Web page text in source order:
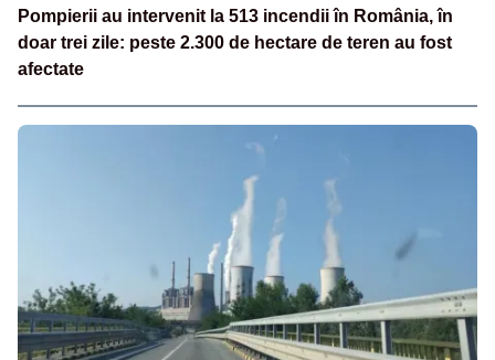
Pompierii au intervenit la 513 incendii în România, în
doar trei zile: peste 2.300 de hectare de teren au fost
afectate